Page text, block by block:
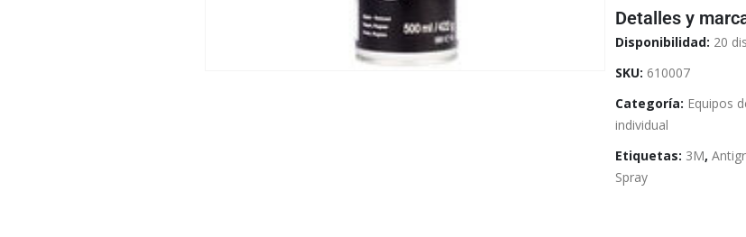
Detalles y
Disponibilidad: 20
SKU: 610007
Categoría: Equipos
individual
Etiquetas: 3M,
Spray